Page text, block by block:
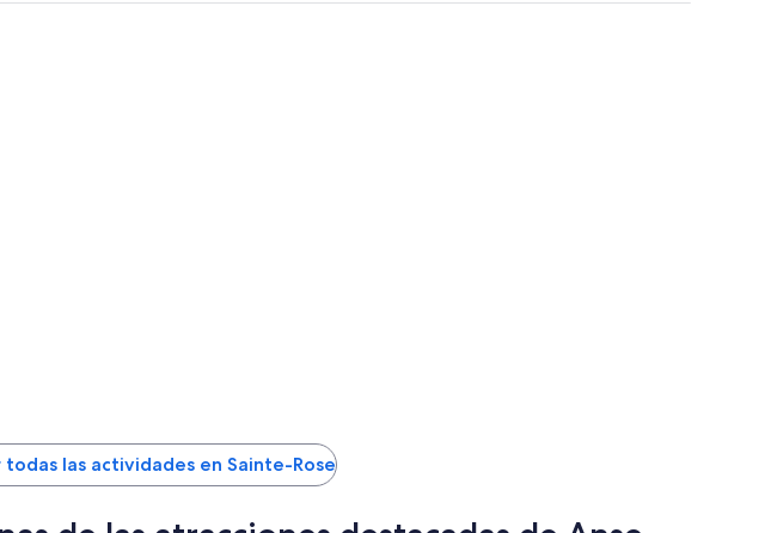
Pierre
todas las actividades en Sainte-Rose